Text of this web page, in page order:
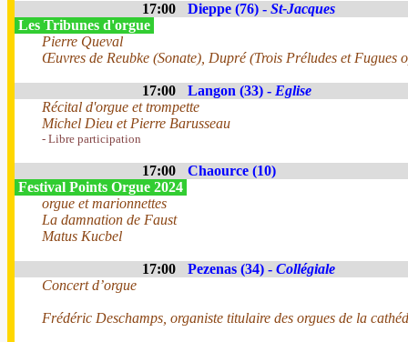
17:00 Dieppe (76) - St-Jacques
Les Tribunes d'orgue
Pierre Queval
Œuvres de Reubke (Sonate), Dupré (Trois Préludes et Fugues
17:00 Langon (33) - Eglise
Récital d'orgue et trompette
Michel Dieu et Pierre Barusseau
- Libre participation
17:00
Chaource (10)
Festival Points Orgue 2024
orgue et marionnettes
La damnation de Faust
Matus Kucbel
17:00 Pezenas (34) - Collégiale
Concert d’orgue
Frédéric Deschamps, organiste titulaire des orgues de la